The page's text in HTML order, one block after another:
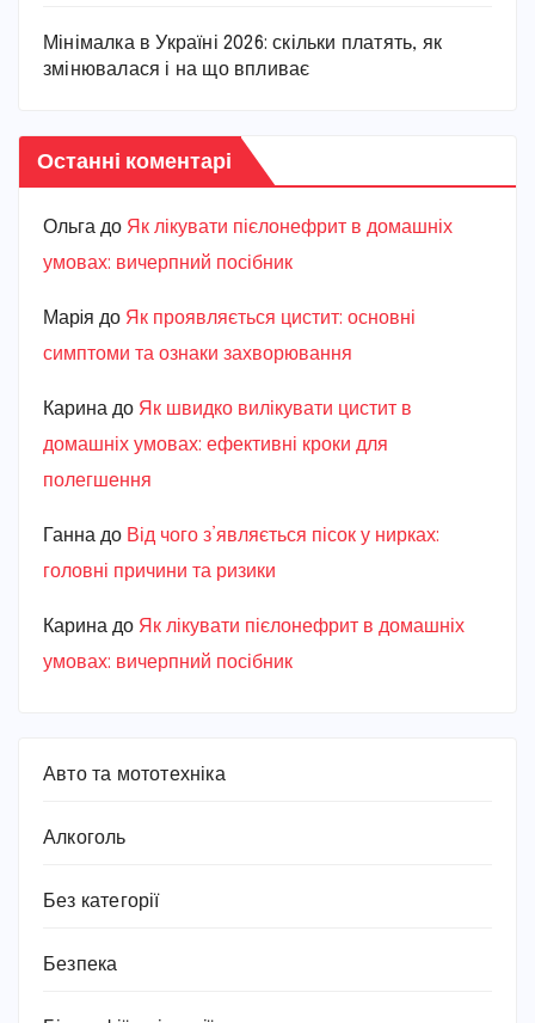
Мінімалка в Україні 2026: скільки платять, як
змінювалася і на що впливає
Останні коментарі
Ольга до Як лікувати пієлонефрит в домашніх
умовах: вичерпний посібник
Марiя до Як проявляється цистит: основні
симптоми та ознаки захворювання
Карина до Як швидко вилікувати цистит в
домашніх умовах: ефективні кроки для
полегшення
Ганна до Від чого з’являється пісок у нирках:
головні причини та ризики
Карина до Як лікувати пієлонефрит в домашніх
умовах: вичерпний посібник
Авто та мототехніка
Алкоголь
Без категорії
Безпека